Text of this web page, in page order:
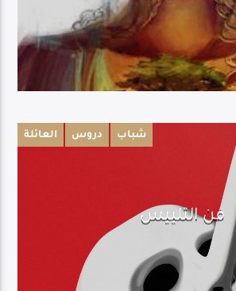
العائلة دروس شباب
فن التلييس